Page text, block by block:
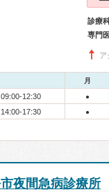
診療
専門
月
09:00-12:30 ●
14:00-17:30 ●
夜間急病診療所